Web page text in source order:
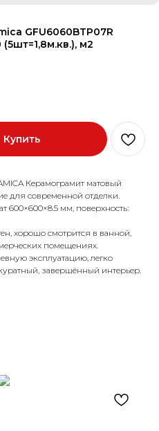
GFU6060BTP07R
м2
Купить
Керамограмит матовый
для современной отделки.
600×600×8.5 мм, поверхность:
хорошо смотрится в ванной,
помещениях.
эксплуатацию, легко
завершённый интерьер.